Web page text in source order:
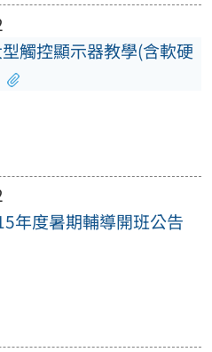
觸控顯示器教學(含軟硬
年度暑期輔導開班公告